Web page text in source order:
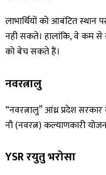
लाभार्थियों को आबंटित
नही सकते। हालांकि, वे कम
को बेच सकते हैं।
नवरत्नालु
“नवरत्नालु” आंध्र प्रदेश
नौ (नवरत्न) कल्याणकारी
YSR रयुतु भरोसा